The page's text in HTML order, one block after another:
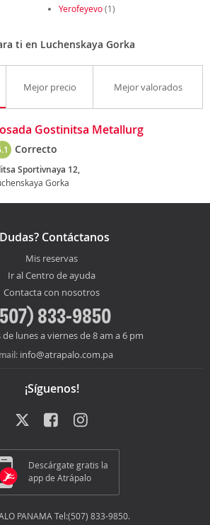
Yerofeyevo(1)
ti en Luchenskaya Gorka
Mejor precio Mejor valorados
Gostinitsa Metallurg
Correcto
Sportivnaya 12,
Gorka
Contáctanos
Mis reservas
Ir al Centro de ayuda
Contacta con nosotros
833-9850
lunes a viernes de 8 am a 6 pm
info@atrapalo.com.pa
¡Síguenos!
Descárgate gratis la
app de Atrápalo
PANAMA Tel:(507) 833-9850.